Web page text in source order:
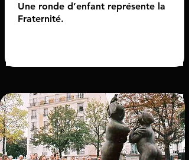
Une ronde d’enfant représente la
Fraternité.